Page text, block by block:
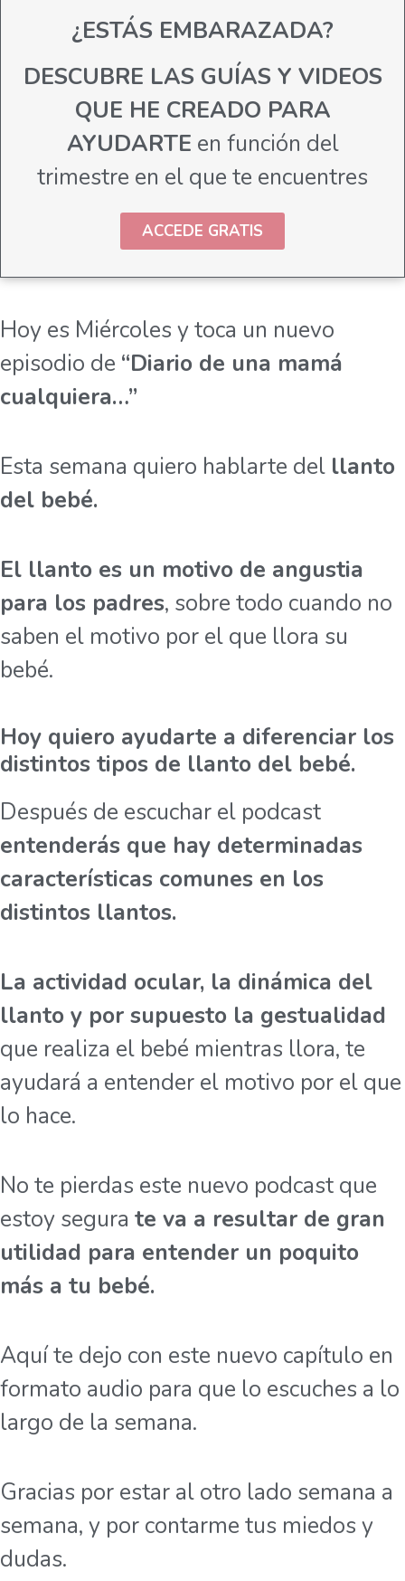
¿ESTÁS EMBARAZADA?
DESCUBRE LAS GUÍAS Y VIDEOS
QUE HE CREADO PARA
AYUDARTE en función del
trimestre en el que te encuentres
ACCEDE GRATIS
Hoy es Miércoles y toca un nuevo
episodio de “Diario de una mamá
cualquiera…”
Esta semana quiero hablarte del llanto
del bebé.
El llanto es un motivo de angustia
para los padres, sobre todo cuando no
saben el motivo por el que llora su
bebé.
Hoy quiero ayudarte a diferenciar los
distintos tipos de llanto del bebé.
Después de escuchar el podcast
entenderás que hay determinadas
características comunes en los
distintos llantos.
La actividad ocular, la dinámica del
llanto y por supuesto la gestualidad
que realiza el bebé mientras llora, te
ayudará a entender el motivo por el que
lo hace.
No te pierdas este nuevo podcast que
estoy segura te va a resultar de gran
utilidad para entender un poquito
más a tu bebé.
Aquí te dejo con este nuevo capítulo en
formato audio para que lo escuches a lo
largo de la semana.
Gracias por estar al otro lado semana a
semana, y por contarme tus miedos y
dudas.